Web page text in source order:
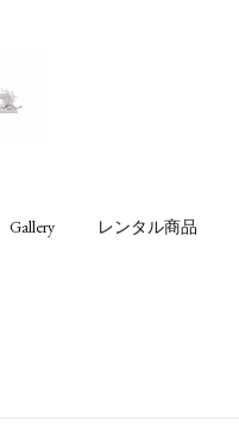
Gallery レンタル商品